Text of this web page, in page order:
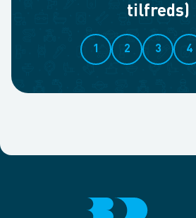
tilfreds)
1 2 3 4